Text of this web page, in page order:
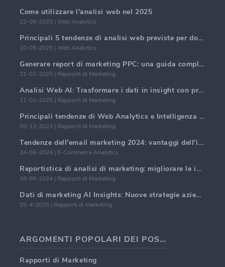
Come utilizzare l'analisi web nel 2025
22-06-2025 | Web Analytics
Principali 5 tendenze di analisi web previste per dominare nel 2025
10-05-2025 | Web Analytics
Generare report di marketing PPC: una guida completa
21-02-2025 | Rapporti di Marketing
Analisi Web AI: Trasformare i dati in insight con precisione
11-01-2025 | Rapporti di Marketing
Principali tendenze di Web Analytics e Intelligenza Artificiale nel 2024
09-12-2024 | Rapporti di Marketing
Tendenze dell'email marketing 2024: vantaggi dell'iper-personalizzazione
24-09-2024 | E-Commerce Analytics
Reportistica di analisi di marketing: migliorare le intuizioni aziendali
18-09-2024 | Rapporti di Marketing
Dati di marketing AI Insights: Nuove strategie aziendali per il 2024
25-4-2025 | Rapporti di Marketing
ARGOMENTI POPOLARI DEI POST DEI BLOG
Rapporti di Marketing